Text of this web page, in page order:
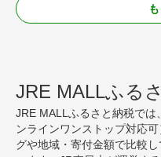
JRE MALLふる
JRE MALLふるさと納税で
ンラインワンストップ対応
グや地域・寄付金額で比較